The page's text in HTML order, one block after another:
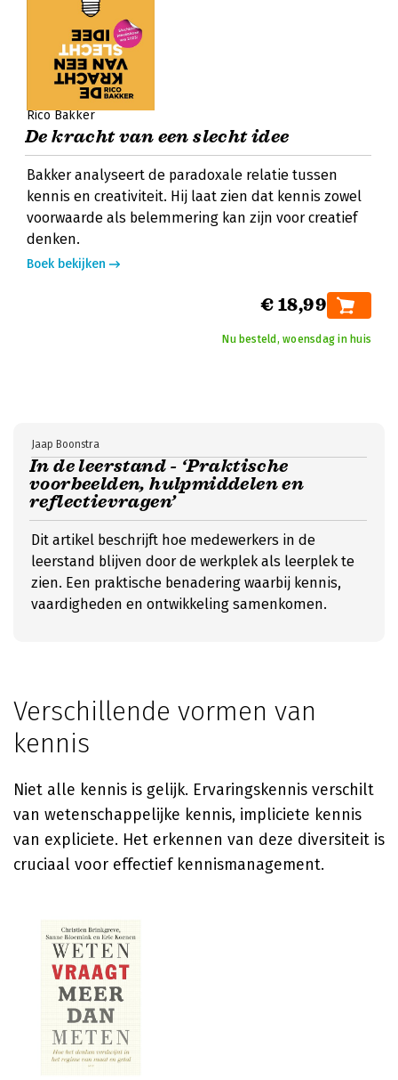
Rico Bakker
De kracht van een slecht idee
Bakker analyseert de paradoxale relatie tussen
kennis en creativiteit. Hij laat zien dat kennis zowel
voorwaarde als belemmering kan zijn voor creatief
denken.
Boek bekijken
€ 18,99
Nu besteld, woensdag in huis
In de leerstand - ‘Praktische
voorbeelden, hulpmiddelen en
reflectievragen’
Jaap Boonstra
Dit artikel beschrijft hoe medewerkers in de
leerstand blijven door de werkplek als leerplek te
zien. Een praktische benadering waarbij kennis,
vaardigheden en ontwikkeling samenkomen.
Verschillende vormen van
kennis
Niet alle kennis is gelijk. Ervaringskennis verschilt
van wetenschappelijke kennis, impliciete kennis
van expliciete. Het erkennen van deze diversiteit is
cruciaal voor effectief kennismanagement.